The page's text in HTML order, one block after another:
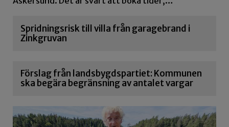
Spridningsrisk till villa från garagebrand i
Zinkgruvan
Förslag från landsbygdspartiet: Kommunen
ska begära begränsning av antalet vargar